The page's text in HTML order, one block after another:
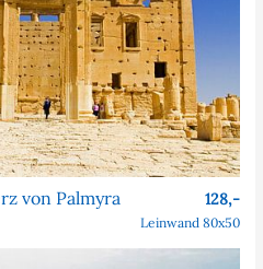
von Palmyra 128,-
Leinwand 80x50